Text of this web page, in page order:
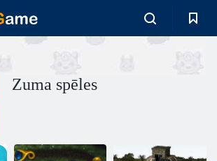
Zuma spēles